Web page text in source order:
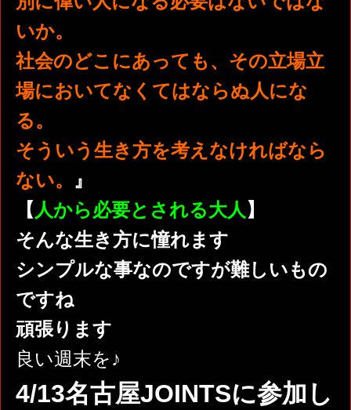
いか。
社会のどこにあっても、その立場立
場においてなくてはならぬ人にな
る。
そういう生き方を考えなければなら
ない。 』
【 人から必要とされる大人 】
そんな生き方に憧れます
シンプルな事なのですが難しいもの
ですね
頑張ります
良い週末を♪
4/13名古屋JOINTSに参加し